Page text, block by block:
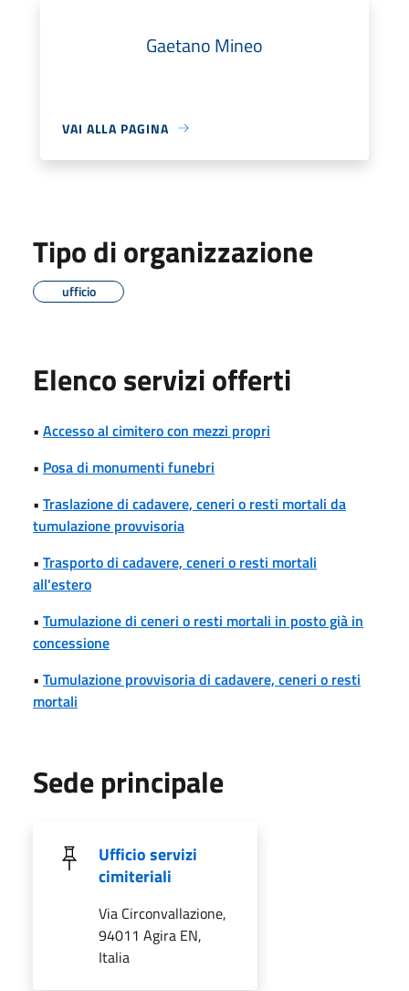
Gaetano Mineo
VAI ALLA PAGINA
Tipo di organizzazione
ufficio
Elenco servizi offerti
• Accesso al cimitero con mezzi propri
• Posa di monumenti funebri
• Traslazione di cadavere, ceneri o resti mortali da
tumulazione provvisoria
• Trasporto di cadavere, ceneri o resti mortali
all'estero
• Tumulazione di ceneri o resti mortali in posto già in
concessione
• Tumulazione provvisoria di cadavere, ceneri o resti
mortali
Sede principale
Ufficio servizi
cimiteriali
Via Circonvallazione,
94011 Agira EN,
Italia